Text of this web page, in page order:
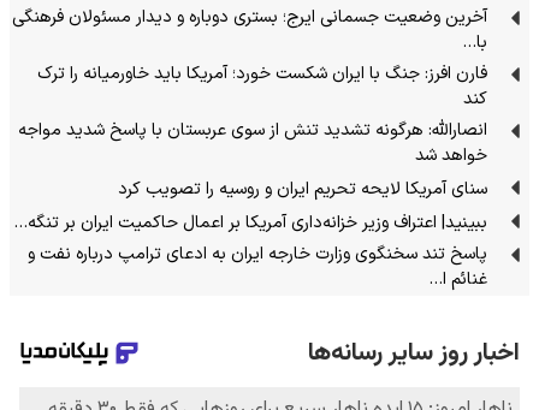
آخرین وضعیت جسمانی ایرج؛ بستری دوباره و دیدار مسئولان فرهنگی
با…
فارن افرز: جنگ با ایران شکست خورد؛ آمریکا باید خاورمیانه را ترک
کند
انصارالله: هرگونه تشدید تنش از سوی عربستان با پاسخ شدید مواجه
خواهد شد
سنای آمریکا لایحه تحریم ایران و روسیه را تصویب کرد
ببینید| اعتراف وزیر خزانه‌داری آمریکا بر اعمال حاکمیت ایران بر تنگه…
پاسخ تند سخنگوی وزارت خارجه ایران به ادعای ترامپ درباره نفت و
غنائم ا…